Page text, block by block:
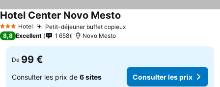
3 ÉtoilesHotel Petit-déjeuner buffet copieuxConsulter les prix
Hotel Center Novo Mesto
8,8 Excellent 1 658 Novo Mesto
De 99 €
Consulter les prix de 6 sites Consulter les prix